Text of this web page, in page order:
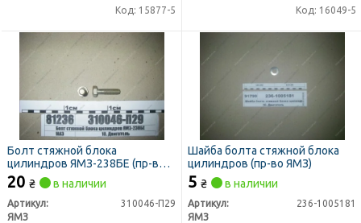
Код: 15877-5 Код: 16049-5
Болт стяжной блока
цилиндров ЯМЗ-238БЕ (пр-во
ЯМЗ)
20 ₴ в наличии
Артикул:
310046-П29
ЯМЗ
Шайба болта стяжной блока
цилиндров (пр-во ЯМЗ)
5 ₴ в наличии
Артикул:
236-1005181
ЯМЗ